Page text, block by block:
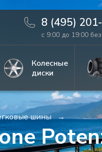
8 (495)
с 9:00 до 19:00
Колесные
диски
шины
Фото товара